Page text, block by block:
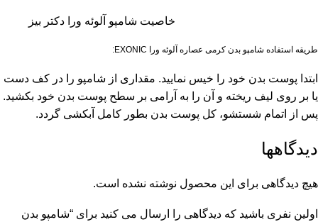
خاصیت شامپو آلوئه ورا دکتر بیز
طریقه استفاده شامپو بدن کرمی عصاره آلوئه ورا EXONIC:
ابتدا پوست بدن خود را خیس نمایید. مقداری از شامپو را در کف دست
یا بر روی لیف ریخته و آن را به آرامی بر سطح پوست بدن خود بکشید.
پس از اتمام شستشو، کل پوست بدن بطور کامل آبکشی گردد.
دیدگاهها
هیچ دیدگاهی برای این محصول نوشته نشده است.
اولین نفری باشید که دیدگاهی را ارسال می کنید برای “شامپو بدن